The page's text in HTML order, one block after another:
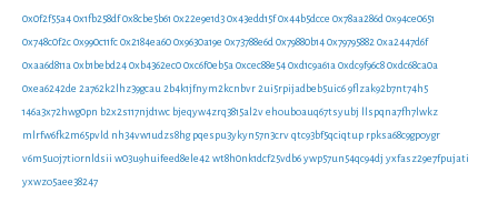
0x0f2f55a40x1fb258df0x8cbe5b61 0x22e9e1d30x43edd15f0x44b5dcce 0x78aa286d0x94ce0651
0x748c0f2c0x990c11fc0x2184ea600x9630a19e 0x73788e6d0x79880b140x797958820xa2447d6f
0xaa6d811a0xb1bebd240xb4362ec00xc6f0eb5a0xcec88e540xd1c9a61a0xdc9f96c80xdc68ca0a
0xea6242de 2a762k2lhz39gcau2b4k1jfnym2kcnbvr2ui5rpijadbeb5uic69flzak92b7nt74h5
146a3x72hwg0pn b2x2s117njd1wc bjeqyw4zrq3815al2vehouboauq67tsyubj llspqna7fh7lwkz
mlrfw6fk2m65pvld nh34vw1udzs8hg pqespu3ykyn57n3crvqtc93bf5qciqtup rpksa68c9gpoygr
v6m5uoj7tiornldsii w03u9huifeed8ele42wt8h0nk1dcf25vdb6ywp57un54qc94dj yxfasz29e7fpujati
yxwzo5aee38247